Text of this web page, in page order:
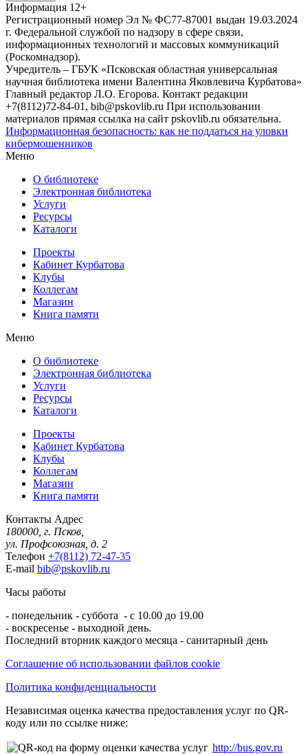
Информация 12+
Регистрационный номер Эл № ФС77-87001 выдан 19.03.2024
г. Федеральной службой по надзору в сфере связи,
информационных технологий и массовых коммуникаций
(Роскомнадзор).
Учредитель – ГБУК «Псковская областная универсальная
научная библиотека имени Валентина Яковлевича Курбатова»
Главный редактор Л.О. Егорова. Контакт редакции
+7(8112)72-84-01, bib@pskovlib.ru При использовании
материалов прямая ссылка на сайт pskovlib.ru обязательна.
Информационная безопасность: как не поддаться на уловки
кибермошенников
Меню
О библиотеке
Электронная библиотека
Услуги
Ресурсы
Каталоги
Проекты
Кабинет Курбатова
Клубы
Коллегам
Магазин
Книга памяти
Меню
О библиотеке
Электронная библиотека
Услуги
Ресурсы
Каталоги
Проекты
Кабинет Курбатова
Клубы
Коллегам
Магазин
Книга памяти
Контакты Адрес
180000, г. Псков,
ул. Профсоюзная, д. 2
Телефон +7(8112) 72-47-35
E-mail bib@pskovlib.ru
Часы работы
- понедельник - суббота - с 10.00 до 19.00
- воскресенье - выходной день.
Последний вторник каждого месяца - санитарный день
Соглашение об использовании файлов cookie
Политика конфиденциальности
Независимая оценка качества предоставления услуг по QR-
коду или по ссылке ниже:
http://bus.gov.ru